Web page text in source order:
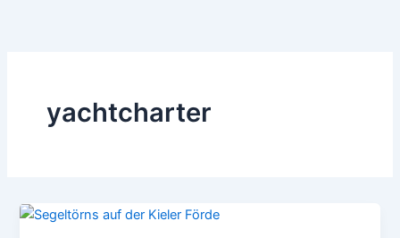
yachtcharter